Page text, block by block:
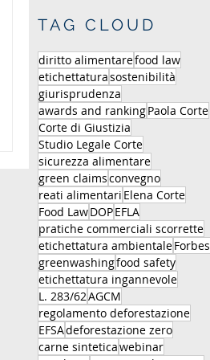
TAG CLOUD
diritto alimentarefood law
etichettaturasostenibilità
giurisprudenza
awards and rankingPaola Corte
Corte di Giustizia
Studio Legale Corte
sicurezza alimentare
green claimsconvegno
reati alimentari Elena Corte
Food LawDOPEFLA
pratiche commerciali scorrette
etichettatura ambientaleForbes
greenwashingfood safety
etichettatura ingannevole
L. 283/62AGCM
regolamento deforestazione
EFSAdeforestazione zero
carne sinteticawebinar